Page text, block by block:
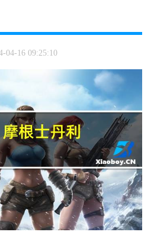
04-16 09:25:10